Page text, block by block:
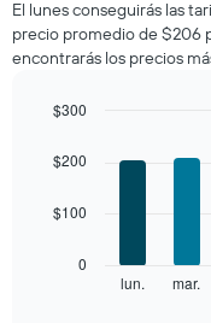
de
una
habitación
mes
gráfico
eje
El lunes conseguirás las
precio promedio de $206
encontrarás los precios
chart
with
bars.
graphic.
lun. mar.
0
$100
$200
$300